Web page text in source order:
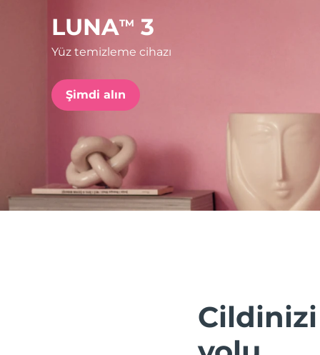
LUNATM 3
Yüz temizleme cihazı
Şimdi alın
issa™ Teeth Whitening Set
FAQ™ Dual LED Panel
POPÜLER